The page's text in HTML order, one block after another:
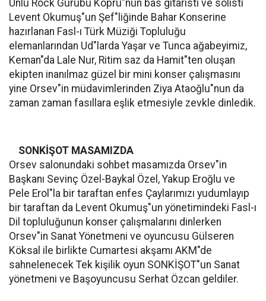
Ünlü Rock Gurubu Köprü"nün bas gitaristi ve solisti
Levent Okumuş"un Şef"liğinde Bahar Konserine
hazırlanan Fasl-ı Türk Müziği Topluluğu
elemanlarından Ud"larda Yaşar ve Tunca ağabeyimiz,
Keman"da Lale Nur, Ritim saz da Hamit"ten oluşan
ekipten inanılmaz güzel bir mini konser çalışmasını
yine Orsev"in müdavimlerinden Ziya Ataoğlu"nun da
zaman zaman fasıllara eşlik etmesiyle zevkle dinledik.
SONKİŞOT MASAMIZDA
Orsev salonundaki sohbet masamızda Orsev"in
Başkanı Sevinç Özel-Baykal Özel, Yakup Eroğlu ve
Pele Erol"la bir taraftan enfes Çaylarımızı yudumlayıp
bir taraftan da Levent Okumuş"un yönetimindeki Fasl-ı
Dil topluluğunun konser çalışmalarını dinlerken
Orsev"in Sanat Yönetmeni ve oyuncusu Gülseren
Köksal ile birlikte Cumartesi akşamı AKM"de
sahnelenecek Tek kişilik oyun SONKİŞOT"un Sanat
yönetmeni ve Başoyuncusu Serhat Özcan geldiler.